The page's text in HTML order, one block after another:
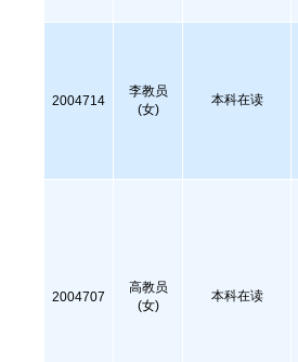
2004714
李教员
(女)
本科在读
2004707
高教员
(女)
本科在读